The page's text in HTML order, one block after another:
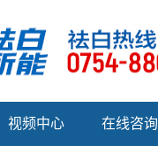
视频中心 在线咨询